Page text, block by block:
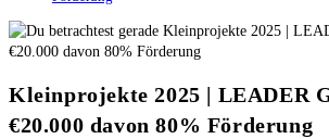
Kleinprojekte 2025 | LEADER
€20.000 davon 80% Förderung